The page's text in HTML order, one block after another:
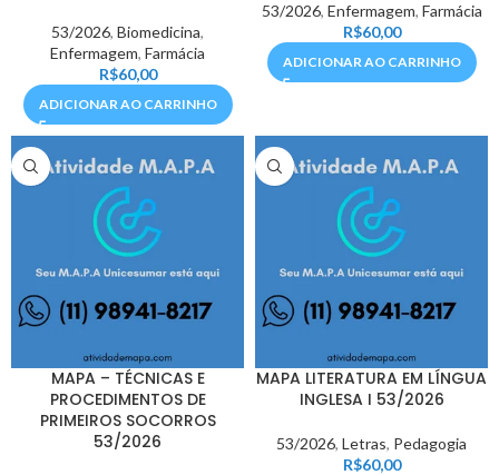
53/2026, Biomedicina,
Enfermagem, Farmácia
R$60,00
ADICIONAR AO CARRINHO
53/2026, Enfermagem, Farmácia
R$60,00
ADICIONAR AO CARRINHO
MAPA – TÉCNICAS E
PROCEDIMENTOS DE
PRIMEIROS SOCORROS
53/2026
MAPA LITERATURA EM LÍNGUA
INGLESA I 53/2026
53/2026, Letras, Pedagogia
R$60,00